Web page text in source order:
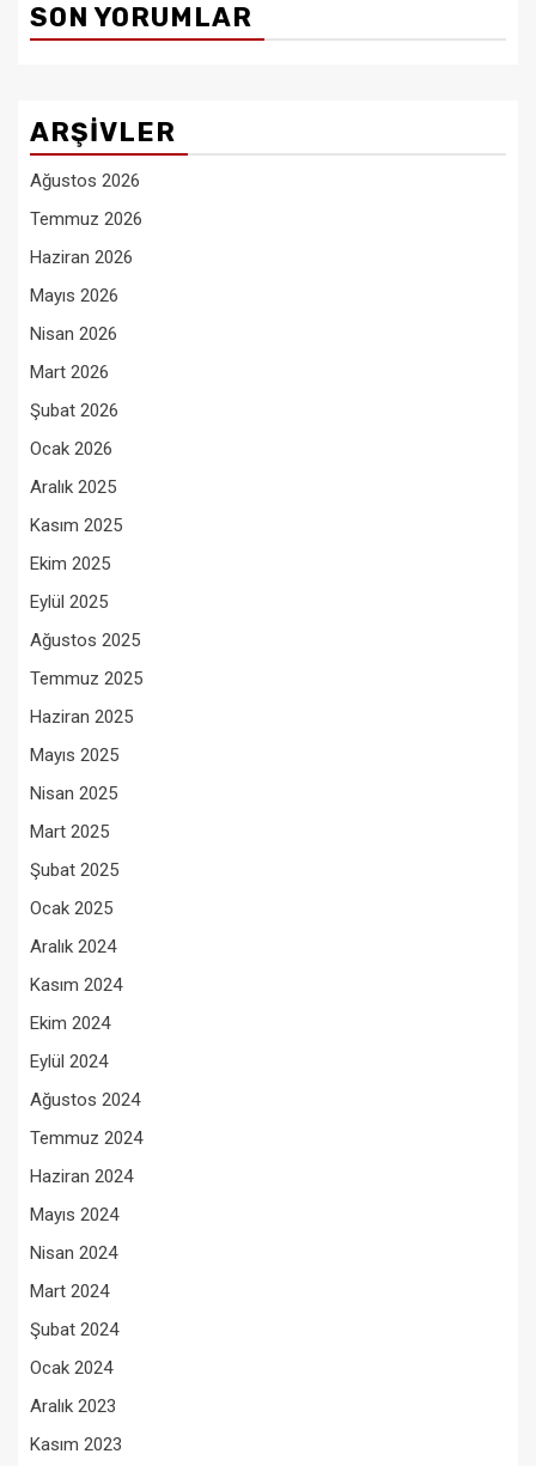
SON YORUMLAR
ARŞIVLER
Ağustos 2026
Temmuz 2026
Haziran 2026
Mayıs 2026
Nisan 2026
Mart 2026
Şubat 2026
Ocak 2026
Aralık 2025
Kasım 2025
Ekim 2025
Eylül 2025
Ağustos 2025
Temmuz 2025
Haziran 2025
Mayıs 2025
Nisan 2025
Mart 2025
Şubat 2025
Ocak 2025
Aralık 2024
Kasım 2024
Ekim 2024
Eylül 2024
Ağustos 2024
Temmuz 2024
Haziran 2024
Mayıs 2024
Nisan 2024
Mart 2024
Şubat 2024
Ocak 2024
Aralık 2023
Kasım 2023